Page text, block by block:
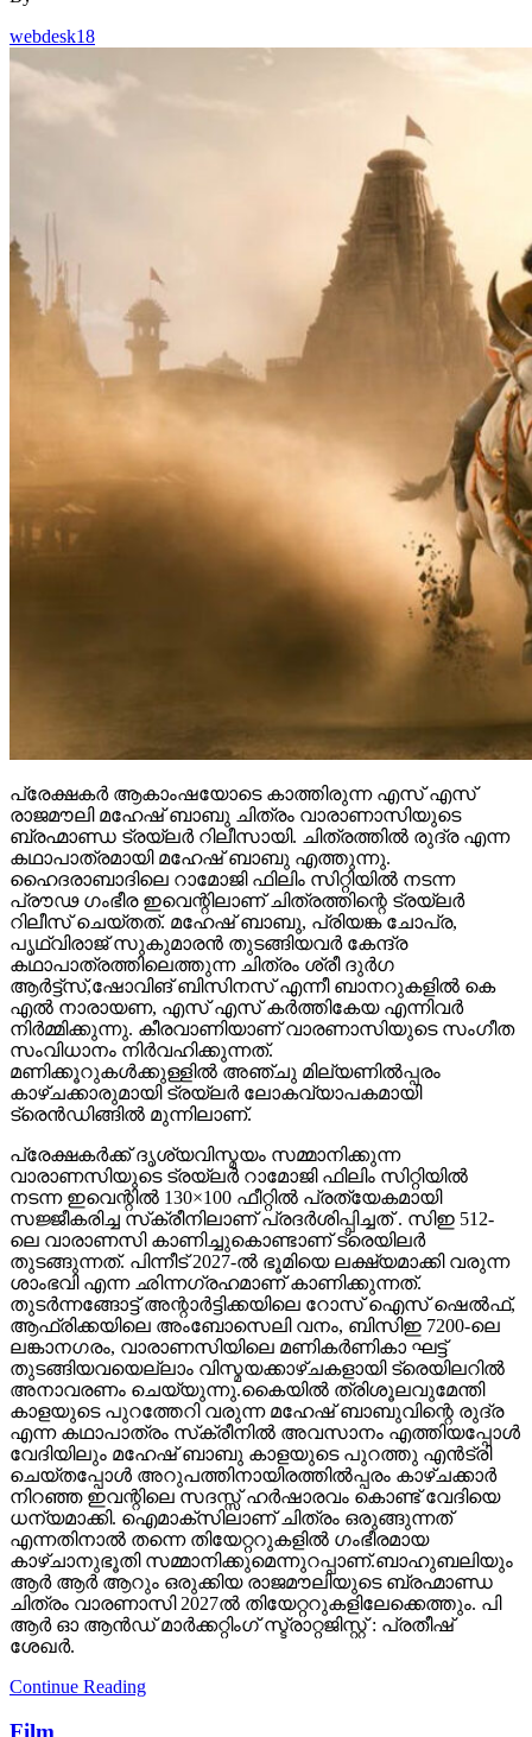
ബ്രഹ്മാണ്ഡ ട്രയ്ലർ റിലീസായി. ചിത്രത്തിൽ രുദ്ര എന്ന
കഥാപാത്രമായി മഹേഷ് ബാബു എത്തുന്നു.
ഹൈദരാബാദിലെ റാമോജി ഫിലിം സിറ്റിയിൽ നടന്ന
റിലീസ് ചെയ്തത്. മഹേഷ് ബാബു, പ്രിയങ്ക ചോപ്ര,
പൃഥ്വിരാജ് സുകുമാരൻ തുടങ്ങിയവർ കേന്ദ്ര
കഥാപാത്രത്തിലെത്തുന്ന ചിത്രം ശ്രീ ദുർഗ
ആർട്ട്സ്,ഷോവിങ് ബിസിനസ് എന്നീ ബാനറുകളിൽ കെ
എൽ നാരായണ, എസ് എസ് കർത്തികേയ എന്നിവർ
നിർമ്മിക്കുന്നു. കീരവാണിയാണ് വാരണാസിയുടെ സംഗീത
സംവിധാനം നിർവഹിക്കുന്നത്.
മണിക്കൂറുകൾക്കുള്ളിൽ അഞ്ചു മില്യണിൽപ്പരം
കാഴ്ചക്കാരുമായി ട്രയ്ലർ ലോകവ്യാപകമായി
ട്രെൻഡിങ്ങിൽ മുന്നിലാണ്.
പ്രേക്ഷകർക്ക് ദൃശ്യവിസ്മയം സമ്മാനിക്കുന്ന
വാരാണസിയുടെ ട്രയ്ലർ റാമോജി ഫിലിം സിറ്റിയിൽ
നടന്ന ഇവെന്റിൽ 130×100 ഫീറ്റിൽ പ്രത്യേകമായി
സജ്ജീകരിച്ച സ്‌ക്രീനിലാണ് പ്രദർശിപ്പിച്ചത് . സിഇ 512-
ലെ വാരാണസി കാണിച്ചുകൊണ്ടാണ് ട്രെയിലര്‍
ശാംഭവി എന്ന ഛിന്നഗ്രഹമാണ് കാണിക്കുന്നത്.
തുടര്‍ന്നങ്ങോട്ട് അന്റാര്‍ട്ടിക്കയിലെ റോസ് ഐസ് ഷെല്‍ഫ്,
ആഫ്രിക്കയിലെ അംബോസെലി വനം, ബിസിഇ 7200-ലെ
ലങ്കാനഗരം, വാരാണസിയിലെ മണികര്‍ണികാ ഘട്ട്
തുടങ്ങിയവയെല്ലാം വിസ്മയക്കാഴ്ചകളായി ട്രെയിലറില്‍
അനാവരണം ചെയ്യുന്നു.കൈയില്‍ ത്രിശൂലവുമേന്തി
കാളയുടെ പുറത്തേറി വരുന്ന മഹേഷ് ബാബുവിന്റെ രുദ്ര
എന്ന കഥാപാത്രം സ്‌ക്രീനിൽ അവസാനം എത്തിയപ്പോൾ
വേദിയിലും മഹേഷ് ബാബു കാളയുടെ പുറത്തു എൻട്രി
ചെയ്തപ്പോൾ അറുപത്തിനായിരത്തിൽപ്പരം കാഴ്ചക്കാർ
നിറഞ്ഞ ഇവന്റിലെ സദസ്സ് ഹർഷാരവം കൊണ്ട് വേദിയെ
ധന്യമാക്കി. ഐമാക്‌സിലാണ് ചിത്രം ഒരുങ്ങുന്നത്
എന്നതിനാല്‍ തന്നെ തിയേറ്ററുകളില്‍ ഗംഭീരമായ
കാഴ്ചാനുഭൂതി സമ്മാനിക്കുമെന്നുറപ്പാണ്.ബാഹുബലിയും
ആർ ആർ ആറും ഒരുക്കിയ രാജമൗലിയുടെ ബ്രഹ്മാണ്ഡ
ചിത്രം വാരണാസി 2027ൽ തിയേറ്ററുകളിലേക്കെത്തും. പി
ആർ ഓ ആൻഡ് മാർക്കറ്റിംഗ് സ്ട്രാറ്റജിസ്റ്റ് : പ്രതീഷ്
ശേഖർ.
Continue Reading
Film
വാരണാസിയുടെ
ബ്രഹ്‌മാണ്ഡ ട്രെയിലര്‍